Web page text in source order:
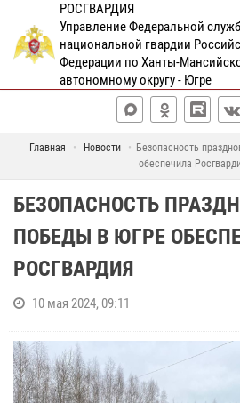
РОСГВАРДИЯ
Управление Федеральной
национальной гвардии
Федерации по Ханты-
автономному округу - Югре
Главная Новости
Безопасность
обеспечила
БЕЗОПАСНОСТЬ
ПОБЕДЫ В ЮГРЕ
РОСГВАРДИЯ
10 мая 2024, 09:11